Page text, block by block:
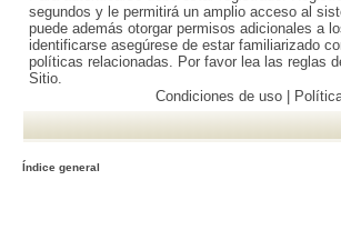
segundos y le permitirá un amplio acceso al
puede además otorgar permisos adicionales a
identificarse asegúrese de estar familiarizado
políticas relacionadas. Por favor lea las reglas
Sitio.
Condiciones de uso|
Índice general